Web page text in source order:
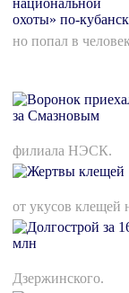
но попал в
филиала НЭСК.
от укусов клещей
Дзержинского.